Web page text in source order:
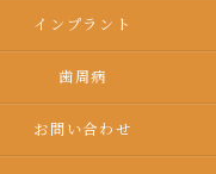
インプラント
歯周病
お問い合わせ